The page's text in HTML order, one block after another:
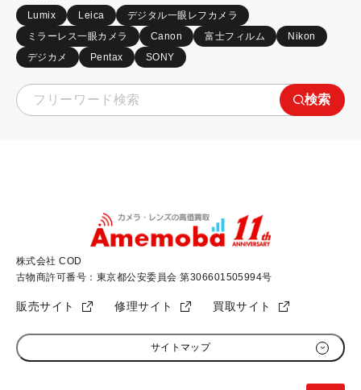
Lumix Leica
デジタル一眼レフカメラ
ミラーレス一眼カメラ
Canon 富士フィルム
Nikon
デジカメ
Pentax SONY
検索
株式会社 COD
古物商許可番号：東京都公安委員会 第306601505994号
販売サイト 修理サイト 買取サイト
サイトマップ